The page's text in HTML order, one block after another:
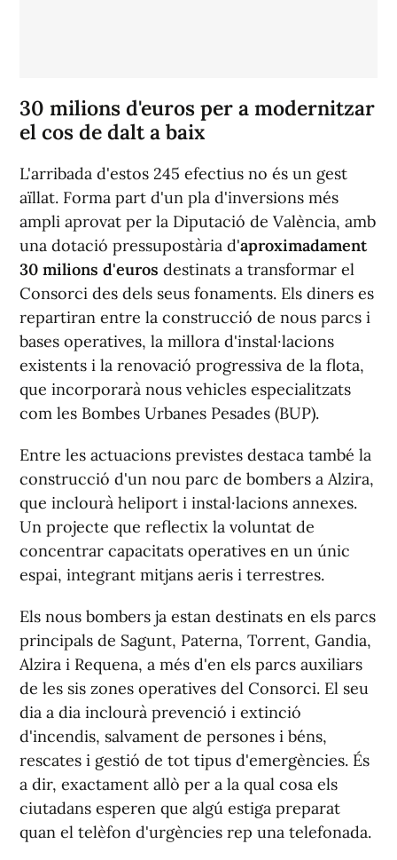
30 milions d'euros per a modernitzar
el cos de dalt a baix
L'arribada d'estos 245 efectius no és un gest
aïllat. Forma part d'un pla d'inversions més
ampli aprovat per la Diputació de València, amb
una dotació pressupostària d'aproximadament
30 milions d'euros destinats a transformar el
Consorci des dels seus fonaments. Els diners es
repartiran entre la construcció de nous parcs i
bases operatives, la millora d'instal·lacions
existents i la renovació progressiva de la flota,
que incorporarà nous vehicles especialitzats
com les Bombes Urbanes Pesades (BUP).
Entre les actuacions previstes destaca també la
construcció d'un nou parc de bombers a Alzira,
que inclourà heliport i instal·lacions annexes.
Un projecte que reflectix la voluntat de
concentrar capacitats operatives en un únic
espai, integrant mitjans aeris i terrestres.
Els nous bombers ja estan destinats en els parcs
principals de Sagunt, Paterna, Torrent, Gandia,
Alzira i Requena, a més d'en els parcs auxiliars
de les sis zones operatives del Consorci. El seu
dia a dia inclourà prevenció i extinció
d'incendis, salvament de persones i béns,
rescates i gestió de tot tipus d'emergències. És
a dir, exactament allò per a la qual cosa els
ciutadans esperen que algú estiga preparat
quan el telèfon d'urgències rep una telefonada.